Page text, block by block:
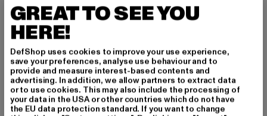
MISS TEE
Good Vibes Ladies Fluffy
34,19 EUR
Derzeitiger Preis: 34,19 EUR
44,99 EURAktionspreis: 44,99 EUR
URBAN CLASSICS
Ladies Fluffy
31,99 EUR
Derzeitiger Preis: 31,99 EUR
49,99 EURAktionspreis:
GREAT TO SEE YOU
HERE!
DefShop uses cookies to improve your use experience,
save your preferences, analyse use behaviour and to
provide and measure interest-based contents and
advertising. In addition, we allow partners to extract data
or to use cookies. This may also include the processing of
your data in the USA or other countries which do not have
the EU data protection standard. If you want to change